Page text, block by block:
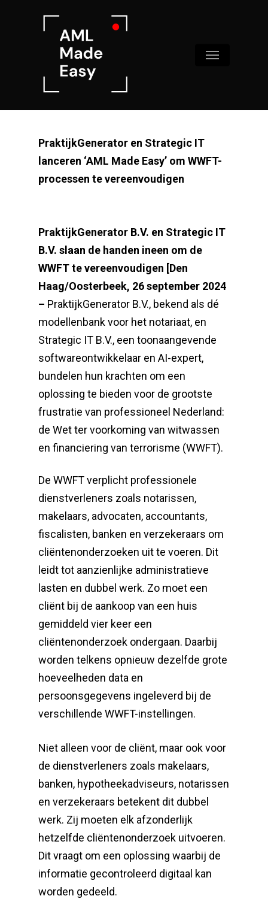
PraktijkGenerator en Strategic IT
lanceren ‘AML Made Easy’ om WWFT-
processen te vereenvoudigen
PraktijkGenerator B.V. en Strategic IT
B.V. slaan de handen ineen om de
WWFT te vereenvoudigen [Den
Haag/Oosterbeek, 26 september 2024
– PraktijkGenerator B.V., bekend als dé
modellenbank voor het notariaat, en
Strategic IT B.V., een toonaangevende
softwareontwikkelaar en AI-expert,
bundelen hun krachten om een
oplossing te bieden voor de grootste
frustratie van professioneel Nederland:
de Wet ter voorkoming van witwassen
en financiering van terrorisme (WWFT).
De WWFT verplicht professionele
dienstverleners zoals notarissen,
makelaars, advocaten, accountants,
fiscalisten, banken en verzekeraars om
cliëntenonderzoeken uit te voeren. Dit
leidt tot aanzienlijke administratieve
lasten en dubbel werk. Zo moet een
cliënt bij de aankoop van een huis
gemiddeld vier keer een
cliëntenonderzoek ondergaan. Daarbij
worden telkens opnieuw dezelfde grote
hoeveelheden data en
persoonsgegevens ingeleverd bij de
verschillende WWFT-instellingen.
Niet alleen voor de cliënt, maar ook voor
de dienstverleners zoals makelaars,
banken, hypotheekadviseurs, notarissen
en verzekeraars betekent dit dubbel
werk. Zij moeten elk afzonderlijk
hetzelfde cliëntenonderzoek uitvoeren.
Dit vraagt om een oplossing waarbij de
informatie gecontroleerd digitaal kan
worden gedeeld.